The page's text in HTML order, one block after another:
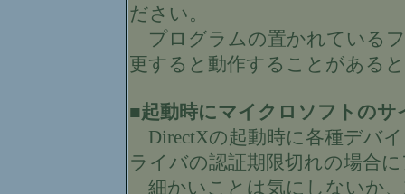
ださい。
プログラムの置かれている
更すると動作することがある
■起動時にマイクロソフトの
DirectXの起動時に各種デバ
ライバの認証期限切れの場合
細かいことは気にしないか